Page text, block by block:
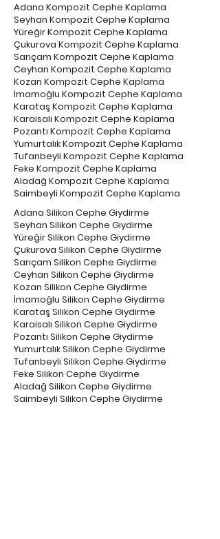
Adana Kompozit Cephe Kaplama
Seyhan Kompozit Cephe Kaplama
Yüreğir Kompozit Cephe Kaplama
Çukurova Kompozit Cephe Kaplama
Sarıçam Kompozit Cephe Kaplama
Ceyhan Kompozit Cephe Kaplama
Kozan Kompozit Cephe Kaplama
İmamoğlu Kompozit Cephe Kaplama
Karataş Kompozit Cephe Kaplama
Karaisalı Kompozit Cephe Kaplama
Pozantı Kompozit Cephe Kaplama
Yumurtalık Kompozit Cephe Kaplama
Tufanbeyli Kompozit Cephe Kaplama
Feke Kompozit Cephe Kaplama
Aladağ Kompozit Cephe Kaplama
Saimbeyli Kompozit Cephe Kaplama
Adana Silikon Cephe Giydirme
Seyhan Silikon Cephe Giydirme
Yüreğir Silikon Cephe Giydirme
Çukurova Silikon Cephe Giydirme
Sarıçam Silikon Cephe Giydirme
Ceyhan Silikon Cephe Giydirme
Kozan Silikon Cephe Giydirme
İmamoğlu Silikon Cephe Giydirme
Karataş Silikon Cephe Giydirme
Karaisalı Silikon Cephe Giydirme
Pozantı Silikon Cephe Giydirme
Yumurtalık Silikon Cephe Giydirme
Tufanbeyli Silikon Cephe Giydirme
Feke Silikon Cephe Giydirme
Aladağ Silikon Cephe Giydirme
Saimbeyli Silikon Cephe Giydirme